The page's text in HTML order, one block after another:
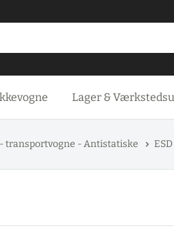
Lager &
transportvogne - Antistatiske